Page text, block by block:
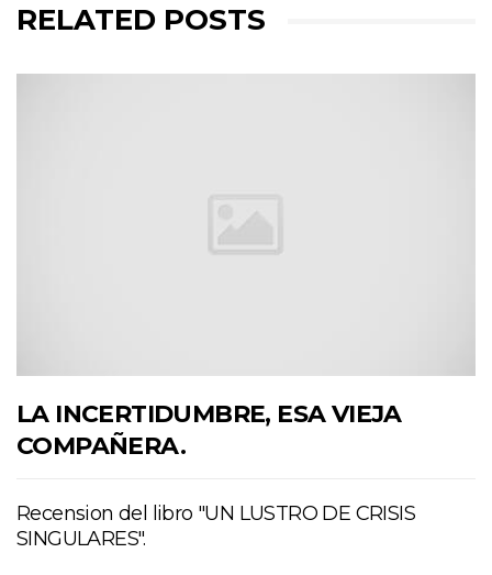
RELATED POSTS
LA INCERTIDUMBRE, ESA VIEJA
COMPAÑERA.
Recension del libro "UN LUSTRO DE CRISIS
SINGULARES".